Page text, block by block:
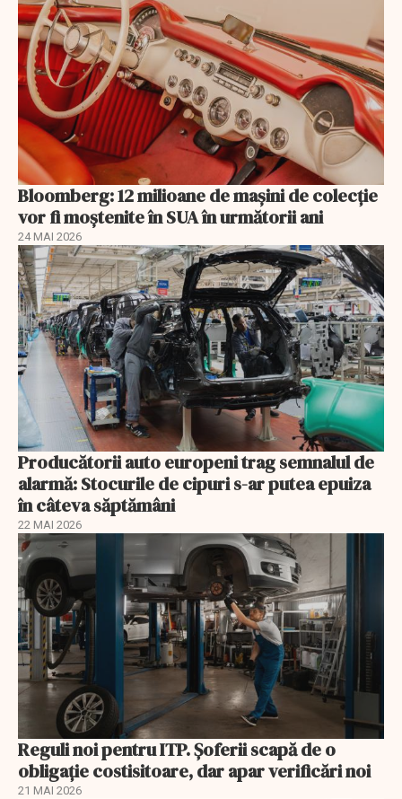
Bloomberg: 12 milioane de mașini de colecție
vor fi moștenite în SUA în următorii ani
24 MAI 2026
Producătorii auto europeni trag semnalul de
alarmă: Stocurile de cipuri s-ar putea epuiza
în câteva săptămâni
22 MAI 2026
Reguli noi pentru ITP. Șoferii scapă de o
obligație costisitoare, dar apar verificări noi
21 MAI 2026